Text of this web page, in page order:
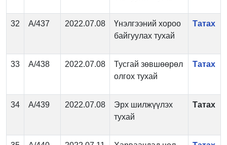
32 А/437 2022.07.08
Үнэлгээний хороо
байгуулах тухай
Татах
33 А/438 2022.07.08
Тусгай зөвшөөрөл
олгох тухай
Татах
34 А/439 2022.07.08
Эрх шилжүүлэх
тухай
Татах